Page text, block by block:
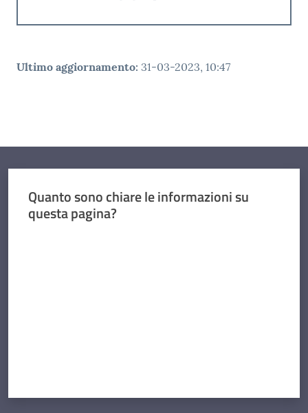
Ultimo aggiornamento: 31-03-2023, 10:47
Quanto sono chiare le informazioni su
questa pagina?